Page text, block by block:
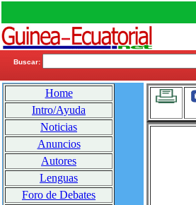
Buscar:
Home
Intro/Ayuda
Noticias
Anuncios
Autores
Lenguas
Foro de Debates